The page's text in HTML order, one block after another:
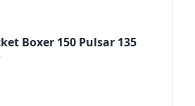
Boxer 150 Pulsar 135